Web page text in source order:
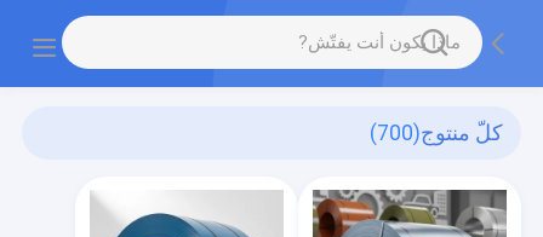
كلّ منتوج(700)